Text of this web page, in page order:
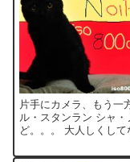
片手にカメラ、もう一
ル・スタンラン シャ
ど。。。 大人しくして